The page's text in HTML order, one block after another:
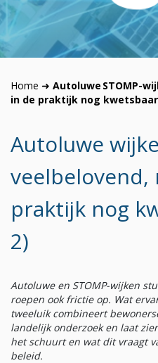
Home ➜ Autoluwe STOMP-
in de praktijk nog kwetsbaar
Autoluwe
veelbelovend,
praktijk nog
2)
Autoluwe en STOMP-wijken
roepen ook frictie op. Wat
tweeluik combineert
landelijk onderzoek en laat
het schuurt en wat dit vraagt
beleid.